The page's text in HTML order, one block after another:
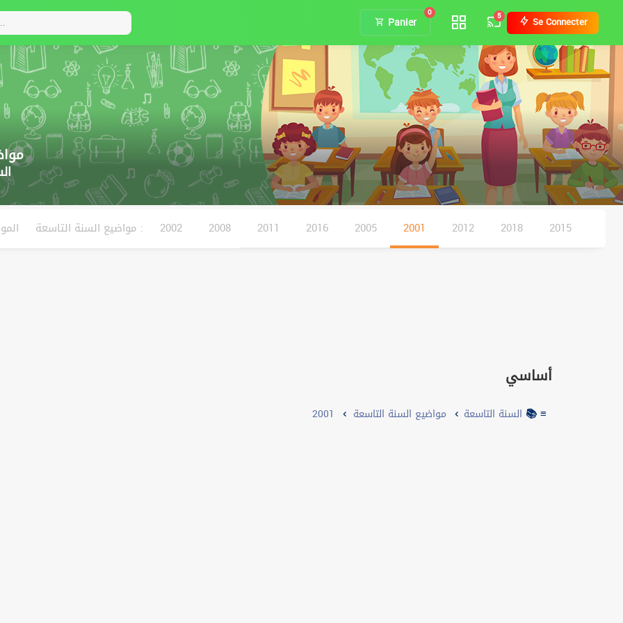
Panier
0 5 Se Connecter
مواضيع السنة التاسعة : 2002 2008 2011 2016 2005 2001 2012 2018
2015
أساسي
≡ 📚 السنة التاسعة مواضيع السنة التاسعة 2001